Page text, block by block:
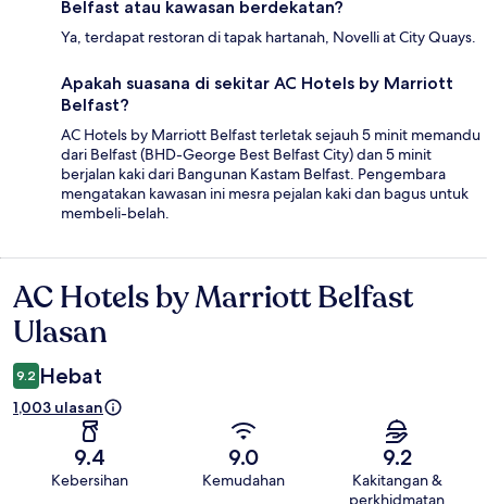
Belfast atau kawasan berdekatan?
Ya, terdapat restoran di tapak hartanah, Novelli at City Quays.
Apakah suasana di sekitar AC Hotels by Marriott
Belfast?
AC Hotels by Marriott Belfast terletak sejauh 5 minit memandu
dari Belfast (BHD-George Best Belfast City) dan 5 minit
berjalan kaki dari Bangunan Kastam Belfast. Pengembara
mengatakan kawasan ini mesra pejalan kaki dan bagus untuk
membeli-belah.
Ulasan
AC Hotels by Marriott Belfast
Ulasan
9.2 Hebat
1,003 ulasan
9.4
Kebersihan
9.0
Kemudahan
9.2
Kakitangan &
perkhidmatan